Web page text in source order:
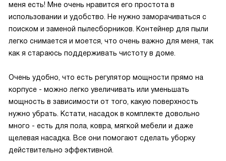
меня есть! Мне очень нравится его простота в
использовании и удобство. Не нужно заморачиваться с
поиском и заменой пылесборников. Контейнер для пыли
легко снимается и моется, что очень важно для меня, так
как я стараюсь поддерживать чистоту в доме.
Очень удобно, что есть регулятор мощности прямо на
корпусе - можно легко увеличивать или уменьшать
мощность в зависимости от того, какую поверхность
нужно убрать. Кстати, насадок в комплекте довольно
много - есть для пола, ковра, мягкой мебели и даже
щелевая насадка. Все они помогают сделать уборку
действительно эффективной.